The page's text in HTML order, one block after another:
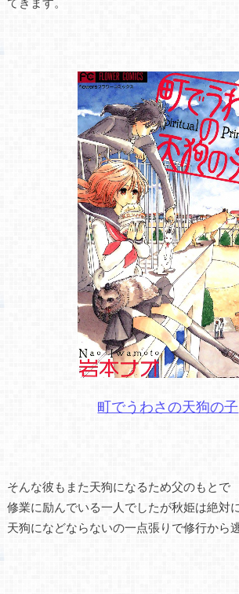
町でうわさの天狗の子
そんな彼もまた天狗になるため父のもとで
修業に励んでいる一人でしたが秋姫は絶対
天狗になどならないの一点張りで修行から